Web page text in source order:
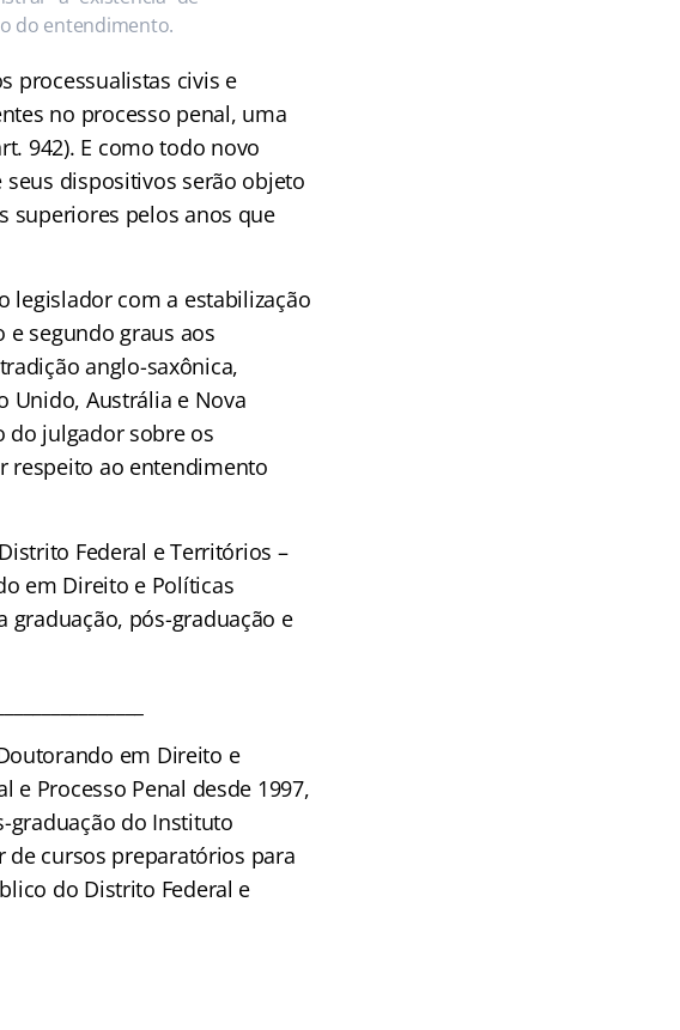
do entendimento.
processualistas civis e
no processo penal, uma
942). E como todo novo
dispositivos serão objeto
superiores pelos anos que
legislador com a estabilização
segundo graus aos
anglo-saxônica,
Unido, Austrália e Nova
do julgador sobre os
respeito ao entendimento
Federal e Territórios –
em Direito e Políticas
graduação, pós-graduação e
em Direito e
e Processo Penal desde 1997,
graduação do Instituto
de cursos preparatórios para
do Distrito Federal e